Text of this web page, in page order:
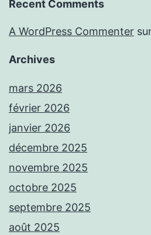
Recent Comments
A WordPress Commenter
Archives
mars 2026
février 2026
janvier 2026
décembre 2025
novembre 2025
octobre 2025
septembre 2025
août 2025